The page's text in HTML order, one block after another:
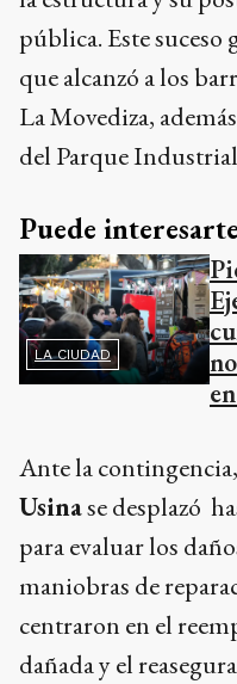
pública. Este
que alcanzó a los
La Movediza,
del Parque
Puede interesarte
LA CIUDAD
Ante la
Usinase desplazó
para evaluar los
maniobras de
centraron en el
dañada y el